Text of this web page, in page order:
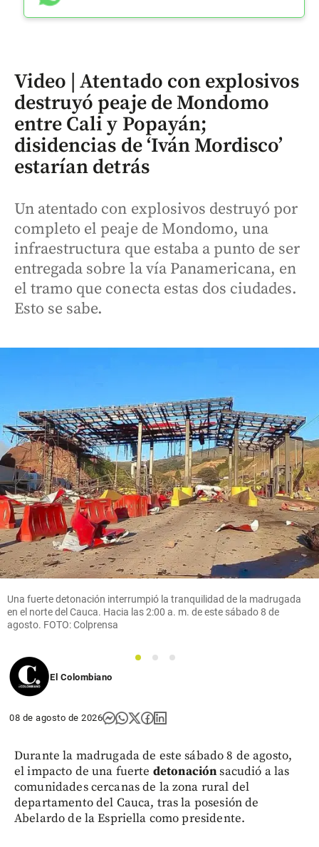
Video | Atentado con explosivos
destruyó peaje de Mondomo
entre Cali y Popayán;
disidencias de ‘Iván Mordisco’
estarían detrás
Un atentado con explosivos destruyó por
completo el peaje de Mondomo, una
infraestructura que estaba a punto de ser
entregada sobre la vía Panamericana, en
el tramo que conecta estas dos ciudades.
Esto se sabe.
Una fuerte detonación interrumpió la tranquilidad de la madrugada
en el norte del Cauca. Hacia las 2:00 a. m. de este sábado 8 de
agosto. FOTO: Colprensa
1 2
3
El Colombiano
08 de agosto de 2026
Durante la madrugada de este sábado 8 de agosto,
el impacto de una fuerte detonaciónsacudió a las
comunidades cercanas de la zona rural del
departamento del Cauca, tras la posesión de
Abelardo de la Espriella como presidente.